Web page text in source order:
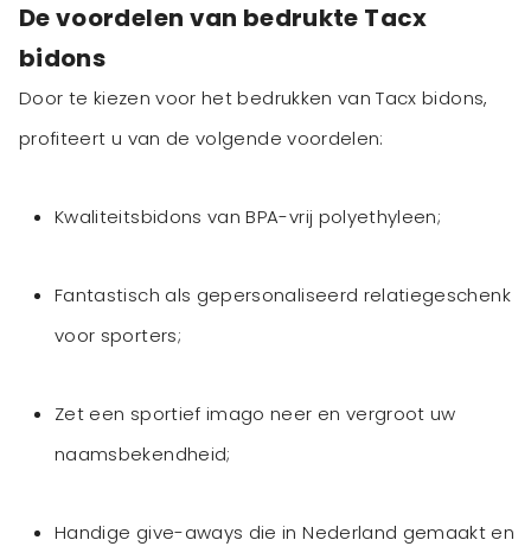
De voordelen van bedrukte Tacx
bidons
Door te kiezen voor het bedrukken van Tacx bidons,
profiteert u van de volgende voordelen:
Kwaliteitsbidons van BPA-vrij polyethyleen;
Fantastisch als gepersonaliseerd relatiegeschenk
voor sporters;
Zet een sportief imago neer en vergroot uw
naamsbekendheid;
Handige give-aways die in Nederland gemaakt en